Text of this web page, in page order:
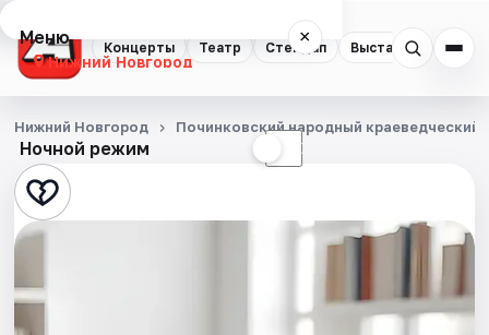
Концерты Театр Стендап Выставки
Меню ×
Нижний Новгород
Концерты
Театр
Стендап
Ночной режим ☾
Нижний Новгород Починковский народный краеведческий